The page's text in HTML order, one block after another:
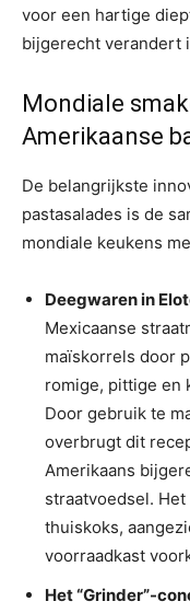
voor een hartige
bijgerecht verandert
Mondiale
Amerikaanse
De belangrijkste
pastasalades is de
mondiale keukens
Deegwaren in
Mexicaanse
maïskorrels door
romige, pittige en
Door gebruik te
overbrugt dit
Amerikaans
straatvoedsel.
thuiskoks,
voorraadkast
Het “Grinder”-